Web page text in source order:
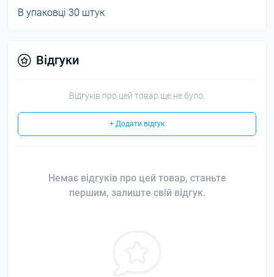
В упаковці 30 штук
Відгуки
Відгуків про цей товар ще не було.
+ Додати відгук
Немає відгуків про цей товар, станьте
першим, залиште свій відгук.